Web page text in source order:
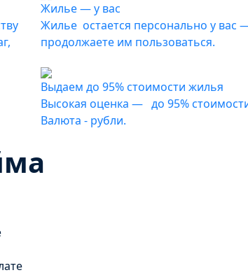
Жилье — у вас
Жилье остается персонально у вас
продолжаете им пользоваться.
Выдаем до 95% стоимости жилья
Высокая оценка — до 95%
Валюта - рубли.